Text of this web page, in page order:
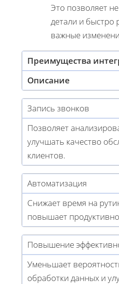
Это позволяет
детали и быстро
важные
Преимущества
Описание
Запись звонков
Позволяет
улучшать качество
клиентов.
Автоматизация
Снижает время на
повышает
Повышение
Уменьшает
обработки данных и